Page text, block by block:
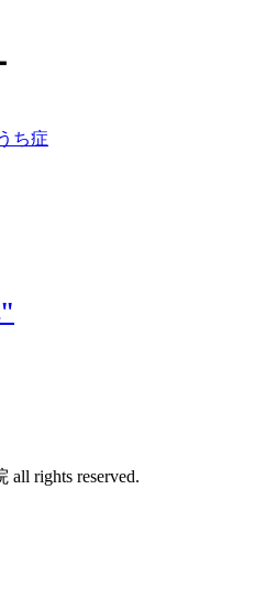
ち症
rights reserved.